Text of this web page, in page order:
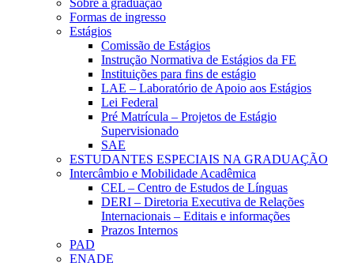
Sobre a graduação
Formas de ingresso
Estágios
Comissão de Estágios
Instrução Normativa de Estágios da FE
Instituições para fins de estágio
LAE – Laboratório de Apoio aos Estágios
Lei Federal
Pré Matrícula – Projetos de Estágio
Supervisionado
SAE
ESTUDANTES ESPECIAIS NA GRADUAÇÃO
Intercâmbio e Mobilidade Acadêmica
CEL – Centro de Estudos de Línguas
DERI – Diretoria Executiva de Relações
Internacionais – Editais e informações
Prazos Internos
PAD
ENADE